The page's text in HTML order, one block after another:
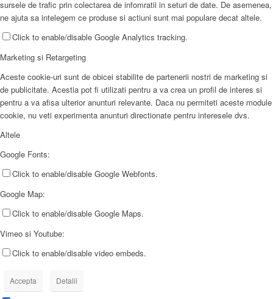
sursele de trafic prin colectarea de infomratii in seturi de date. De asemenea,
ne ajuta sa intelegem ce produse si actiuni sunt mai populare decat altele.
Click to enable/disable Google Analytics tracking.
Marketing si Retargeting
Aceste cookie-uri sunt de obicei stabilite de partenerii nostri de marketing si
de publicitate. Acestia pot fi utilizati pentru a va crea un profil de interes si
pentru a va afisa ulterior anunturi relevante. Daca nu permiteti aceste module
cookie, nu veti experimenta anunturi directionate pentru interesele dvs.
Altele
Google Fonts:
Click to enable/disable Google Webfonts.
Google Map:
Click to enable/disable Google Maps.
Vimeo si Youtube:
Click to enable/disable video embeds.
Accepta Detalii